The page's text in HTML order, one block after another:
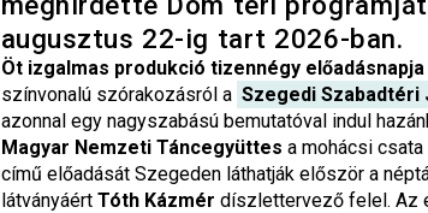
augusztus 22-ig tart 2026-ban.
Öt izgalmas produkció tizennégy előadásnapja
színvonalú szórakozásról a Szegedi Szabadtéri
azonnal egy nagyszabású bemutatóval indul
Magyar Nemzeti Táncegyüttes a mohácsi
című előadását Szegeden láthatják először a
látványáért Tóth Kázmér díszlettervező felel. Az